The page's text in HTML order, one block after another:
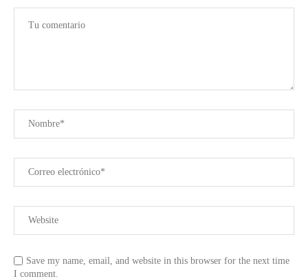
Save my name, email, and website in this browser for the next time
I comment.